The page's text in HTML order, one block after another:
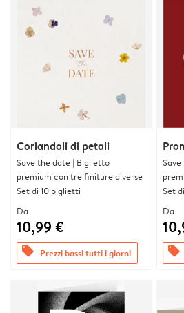
Coriandoli di petali
Save the date | Biglietto
premium con tre finiture diverse
Set di 10 biglietti
Da
10,99 €
offers Prezzi bassi tutti i giorni
Set
Da
offers